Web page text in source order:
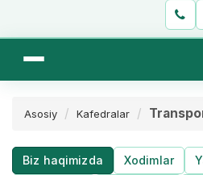
Asosiy Kafedralar
Biz haqimizda Xodimlar